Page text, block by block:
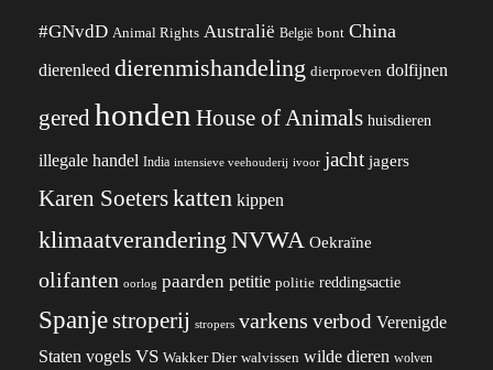
#GNvdD Animal Rights Australië België bont China
dierenleed dierenmishandeling dierproeven dolfijnen
geredhonden House of Animals huisdieren
illegale handel India intensieve veehouderij ivoor jacht jagers
Karen Soeterskatten kippen
klimaatverandering NVWA Oekraïne
olifanten oorlog paarden petitie politie reddingsactie
Spanjestroperij stropers varkens verbod Verenigde
Staten vogels VS Wakker Dier walvissen wilde dieren wolven